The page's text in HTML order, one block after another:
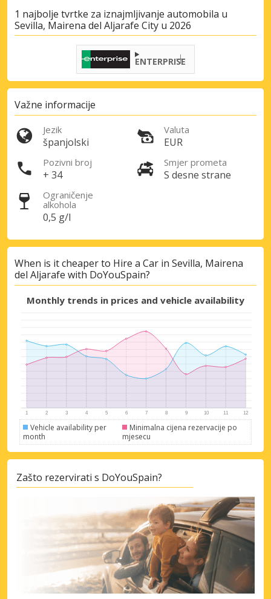
1 najbolje tvrtke za iznajmljivanje automobila u
Sevilla, Mairena del Aljarafe City u 2026
ENTERPRISE
Važne informacije
Jezik
španjolski
Valuta
EUR
Pozivni broj
+ 34
Smjer prometa
S desne strane
Ograničenje
alkohola
0,5 g/l
When is it cheaper to Hire a Car in Sevilla, Mairena
del Aljarafe with DoYouSpain?
Monthly trends in prices and vehicle availability
Vehicle availability per
month
Minimalna cijena rezervacije po
mjesecu
Zašto rezervirati s DoYouSpain?
Posebni popusti
Pristupite ekskluzivnim ponudama naših
dobavljača